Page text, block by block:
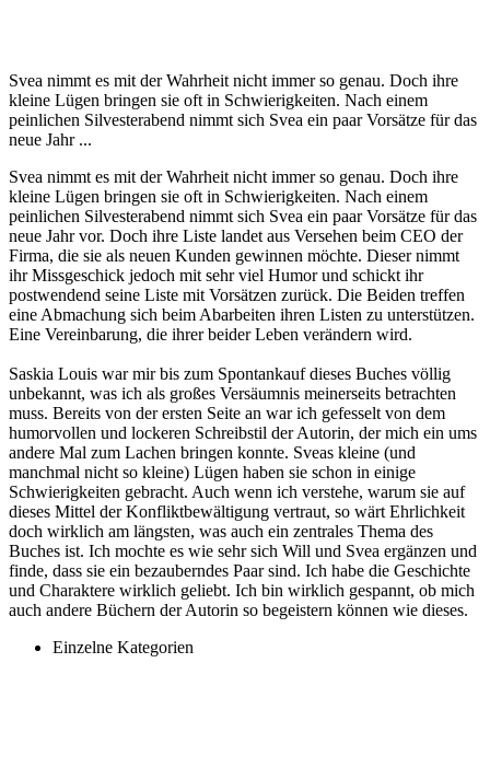
Svea nimmt es mit der Wahrheit nicht immer so genau. Doch ihre
kleine Lügen bringen sie oft in Schwierigkeiten. Nach einem
peinlichen Silvesterabend nimmt sich Svea ein paar Vorsätze für das
neue Jahr ...
Svea nimmt es mit der Wahrheit nicht immer so genau. Doch ihre
kleine Lügen bringen sie oft in Schwierigkeiten. Nach einem
peinlichen Silvesterabend nimmt sich Svea ein paar Vorsätze für das
neue Jahr vor. Doch ihre Liste landet aus Versehen beim CEO der
Firma, die sie als neuen Kunden gewinnen möchte. Dieser nimmt
ihr Missgeschick jedoch mit sehr viel Humor und schickt ihr
postwendend seine Liste mit Vorsätzen zurück. Die Beiden treffen
eine Abmachung sich beim Abarbeiten ihren Listen zu unterstützen.
Eine Vereinbarung, die ihrer beider Leben verändern wird.
Saskia Louis war mir bis zum Spontankauf dieses Buches völlig
unbekannt, was ich als großes Versäumnis meinerseits betrachten
muss. Bereits von der ersten Seite an war ich gefesselt von dem
humorvollen und lockeren Schreibstil der Autorin, der mich ein ums
andere Mal zum Lachen bringen konnte. Sveas kleine (und
manchmal nicht so kleine) Lügen haben sie schon in einige
Schwierigkeiten gebracht. Auch wenn ich verstehe, warum sie auf
dieses Mittel der Konfliktbewältigung vertraut, so wärt Ehrlichkeit
doch wirklich am längsten, was auch ein zentrales Thema des
Buches ist. Ich mochte es wie sehr sich Will und Svea ergänzen und
finde, dass sie ein bezauberndes Paar sind. Ich habe die Geschichte
und Charaktere wirklich geliebt. Ich bin wirklich gespannt, ob mich
auch andere Büchern der Autorin so begeistern können wie dieses.
Einzelne Kategorien